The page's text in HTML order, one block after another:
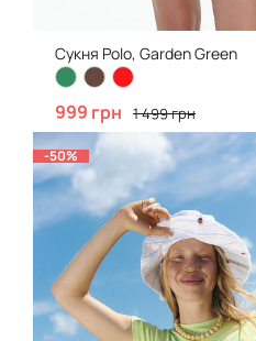
Сукня Polo, Garden Green
999 грн 1 499 грн
-50%